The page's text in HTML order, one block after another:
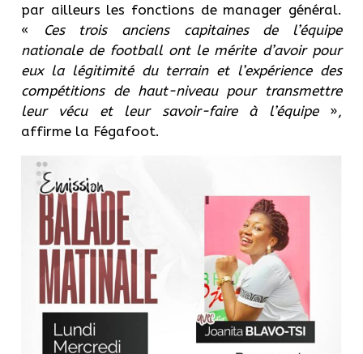
par ailleurs les fonctions de manager général.
«
Ces trois anciens capitaines de l’équipe
nationale de football ont le mérite d’avoir pour
eux la légitimité du terrain et l’expérience des
compétitions de haut-niveau pour transmettre
leur vécu et leur savoir-faire à l’équipe »,
affirme la Fégafoot.